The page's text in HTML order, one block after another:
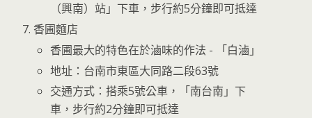
（興南）站」下車，步行約5分鐘即可抵達
香圃麵店
香圃最大的特色在於滷味的作法 - 「白滷」
地址：台南市東區大同路二段63號
交通方式：搭乘5號公車，「南台南」下
車，步行約2分鐘即可抵達